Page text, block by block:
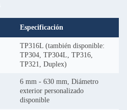
Especificación
TP316L (también disponible:
TP304, TP304L, TP316,
TP321, Duplex)
6 mm - 630 mm, Diámetro
exterior personalizado
disponible